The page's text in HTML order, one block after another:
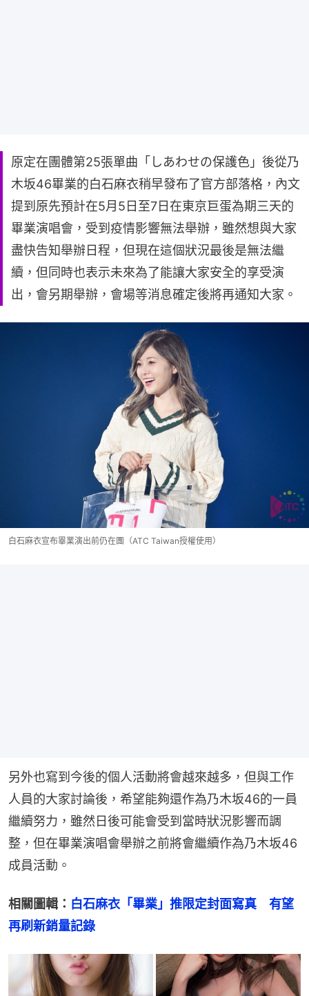
原定在團體第25張單曲「しあわせの保護色」後從乃
木坂46畢業的白石麻衣稍早發布了官方部落格，內文
提到原先預計在5月5日至7日在東京巨蛋為期三天的
畢業演唱會，受到疫情影響無法舉辦，雖然想與大家
盡快告知舉辦日程，但現在這個狀況最後是無法繼
續，但同時也表示未來為了能讓大家安全的享受演
出，會另期舉辦，會場等消息確定後將再通知大家。
白石麻衣宣布畢業演出前仍在團（ATC Taiwan授權使用）
另外也寫到今後的個人活動將會越來越多，但與工作
人員的大家討論後，希望能夠還作為乃木坂46的一員
繼續努力，雖然日後可能會受到當時狀況影響而調
整，但在畢業演唱會舉辦之前將會繼續作為乃木坂46
成員活動。
相關圖輯： 白石麻衣「畢業」推限定封面寫真　有望
再刷新銷量記錄